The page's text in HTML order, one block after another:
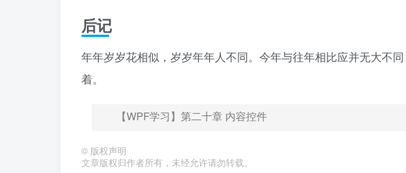
后记
年年岁岁花相似，岁岁年年人不同。今年与往年相比应并无大不
着。
【WPF学习】第二十章 内容控件
© 版权声明
文章版权归作者所有，未经允许请勿转载。